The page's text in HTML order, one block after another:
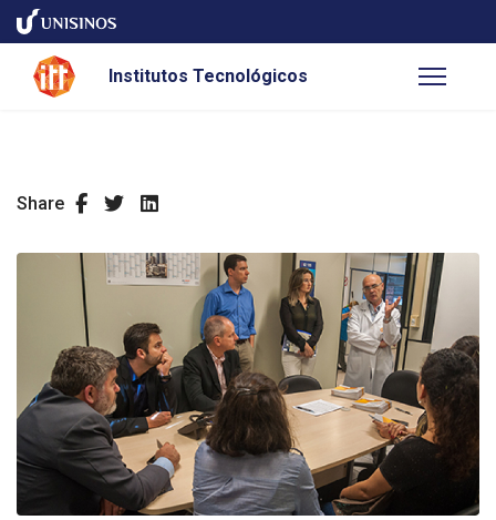
Institutos Tecnológicos
Share